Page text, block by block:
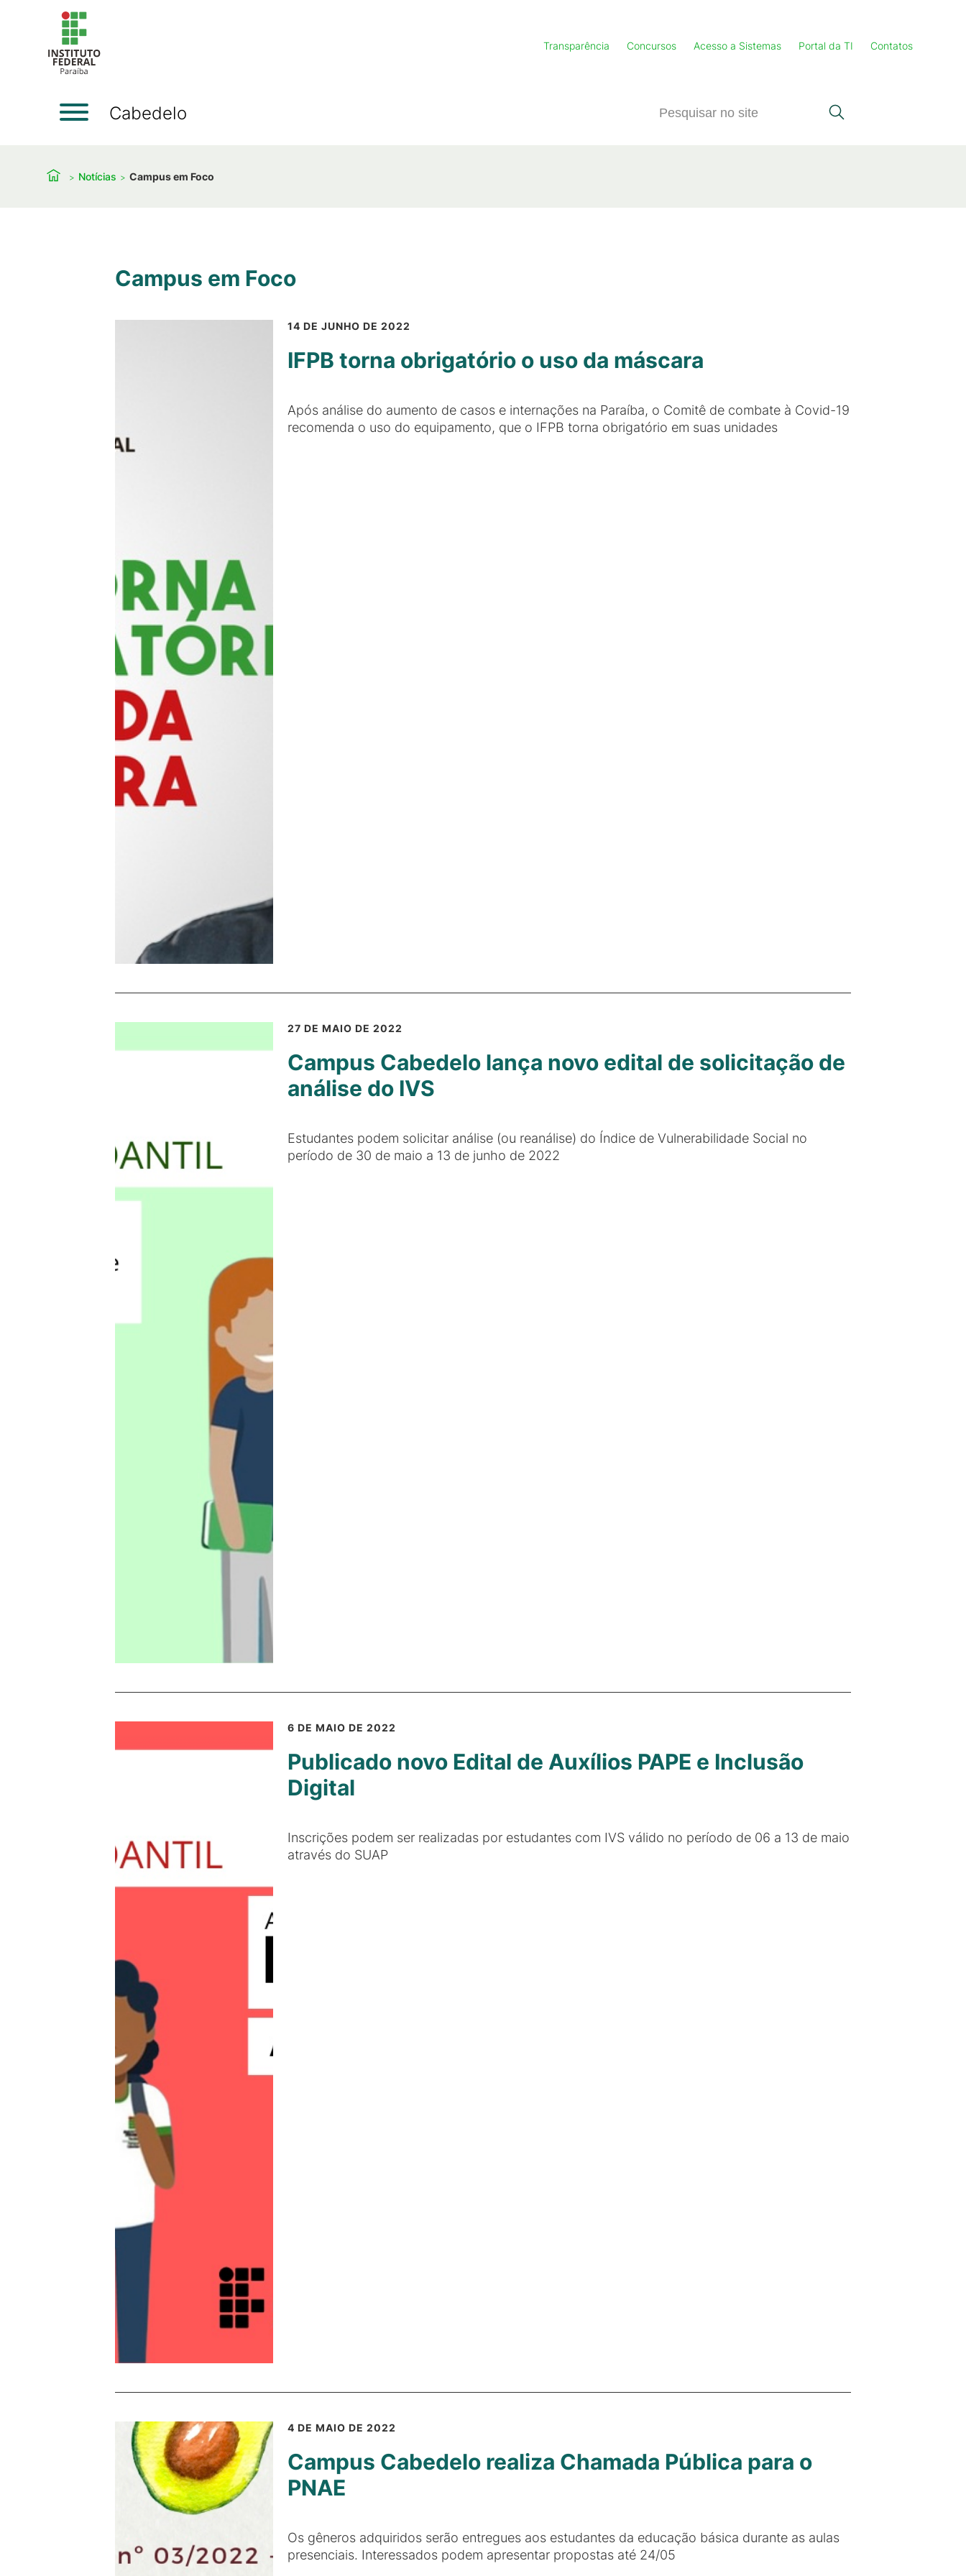
Transparência Concursos Acesso a Sistemas Portal da TI Contatos
Cabedelo
Notícias Campus em Foco
Campus em Foco
14 DE JUNHO DE 2022
IFPB torna obrigatório o uso da máscara
Após análise do aumento de casos e internações na Paraíba, o Comitê de combate à Covid-19
recomenda o uso do equipamento, que o IFPB torna obrigatório em suas unidades
27 DE MAIO DE 2022
Campus Cabedelo lança novo edital de solicitação de
análise do IVS
Estudantes podem solicitar análise (ou reanálise) do Índice de Vulnerabilidade Social no
período de 30 de maio a 13 de junho de 2022
6 DE MAIO DE 2022
Publicado novo Edital de Auxílios PAPE e Inclusão
Digital
Inscrições podem ser realizadas por estudantes com IVS válido no período de 06 a 13 de maio
através do SUAP
4 DE MAIO DE 2022
Campus Cabedelo realiza Chamada Pública para o
PNAE
Os gêneros adquiridos serão entregues aos estudantes da educação básica durante as aulas
presenciais. Interessados podem apresentar propostas até 24/05